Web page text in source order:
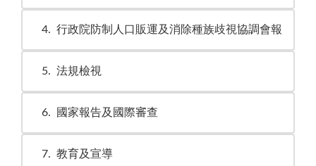
4 行政院防制人口販運及消除種族歧視協調會報
5 法規檢視
6 國家報告及國際審查
7 教育及宣導